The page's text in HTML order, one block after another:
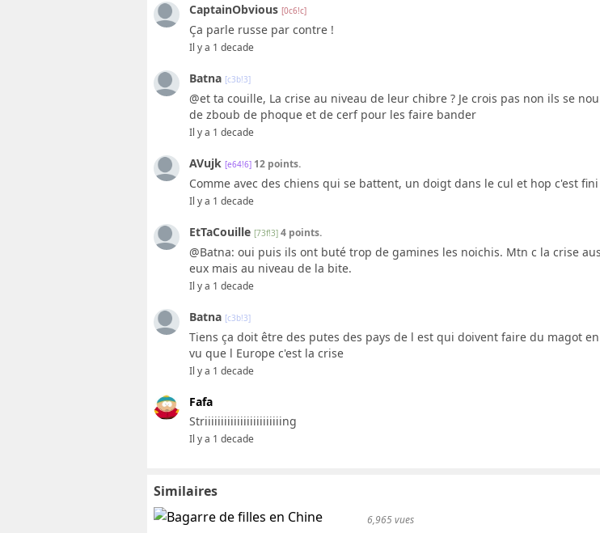
CaptainObvious [0c6!c]
Ça parle russe par contre !
Il y a 1 decade
Batna [c3b!3]
@et ta couille, La crise au niveau de leur chibre ? Je crois pas non ils se
de zboub de phoque et de cerf pour les faire bander
Il y a 1 decade
AVujk [e64!6] 12 points.
Comme avec des chiens qui se battent, un doigt dans le cul et hop c'est fini
Il y a 1 decade
EtTaCouille [73f!3] 4 points.
@Batna: oui puis ils ont buté trop de gamines les noichis. Mtn c la crise
eux mais au niveau de la bite.
Il y a 1 decade
Batna [c3b!3]
Tiens ça doit être des putes des pays de l est qui doivent faire du magot
vu que l Europe c'est la crise
Il y a 1 decade
Fafa
Striiiiiiiiiiiiiiiiiiiiiiiing
Il y a 1 decade
Similaires
6,965 vues